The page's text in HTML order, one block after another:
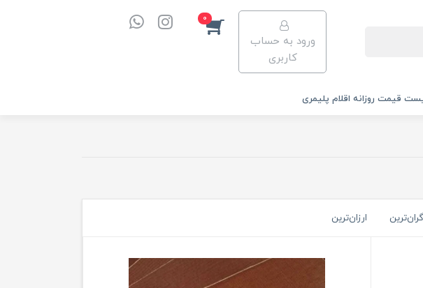
ورود به حساب
کاربری
0
قیمت روزانه اقلام پلیمری
گران‌ترین ارزان‌ترین